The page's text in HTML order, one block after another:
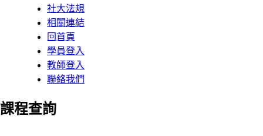
社大法規
相關連結
回首頁
學員登入
教師登入
聯絡我們
課程查詢